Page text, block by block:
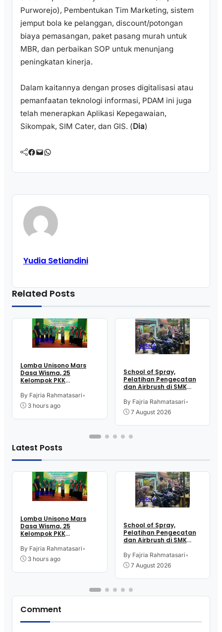
Purworejo), Pembentukan Tim Marketing, sistem
jemput bola ke pelanggan, discount/potongan
biaya pemasangan, paket pasang murah untuk
MBR, dan perbaikan SOP untuk menunjang
peningkatan kinerja.
Dalam kaitannya dengan proses digitalisasi atau
pemanfaatan teknologi informasi, PDAM ini juga
telah menerapkan Aplikasi Kepegawaian,
Sikompak, SIM Cater, dan GIS. (Dia)
Facebook Mail WhatsApp
Yudia Setiandini
Related Posts
BERITA
Lomba Unisono Mars
Dasa Wisma, 25
Kelompok PKK
Purworejo Adu
Kekompakan
By Fajria Rahmatasari•
3 hours ago
BERITA
School of Spray,
Pelatihan Pengecatan
dan Airbrush di SMK
Kutoarjo
By Fajria Rahmatasari•
7 August 2026
Latest Posts
BERITA
Lomba Unisono Mars
Dasa Wisma, 25
Kelompok PKK
Purworejo Adu
Kekompakan
By Fajria Rahmatasari•
3 hours ago
BERITA
School of Spray,
Pelatihan Pengecatan
dan Airbrush di SMK
Kutoarjo
By Fajria Rahmatasari•
7 August 2026
Comment